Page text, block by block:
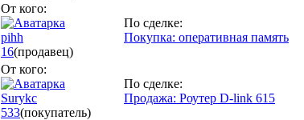
От кого:
pihh
16(продавец)
По сделке:
Покупка: оперативная память
От кого:
Surykc
533(покупатель)
По сделке:
Продажа: Роутер D-link 615